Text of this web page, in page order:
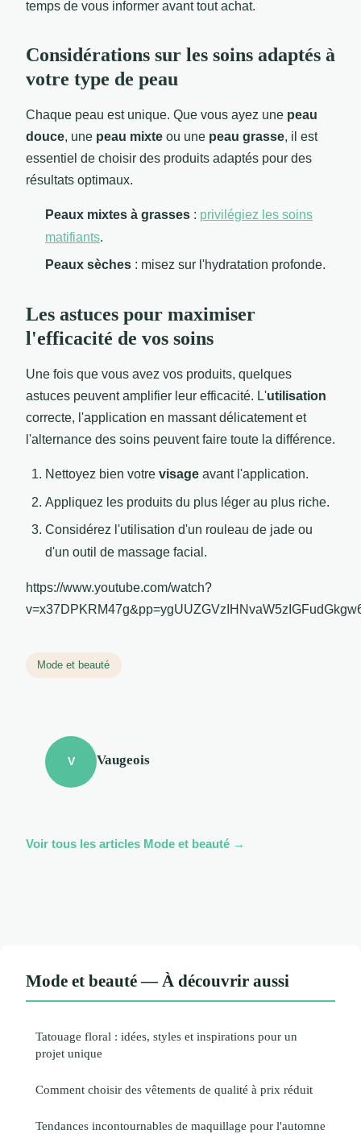
temps de vous informer avant tout achat.
Considérations sur les soins adaptés à
votre type de peau
Chaque peau est unique. Que vous ayez une peau
douce, une peau mixte ou une peau grasse, il est
essentiel de choisir des produits adaptés pour des
résultats optimaux.
Peaux mixtes à grasses : privilégiez les soins
matifiants.
Peaux sèches : misez sur l'hydratation profonde.
Les astuces pour maximiser
l'efficacité de vos soins
Une fois que vous avez vos produits, quelques
astuces peuvent amplifier leur efficacité. L'utilisation
correcte, l'application en massant délicatement et
l'alternance des soins peuvent faire toute la différence.
Nettoyez bien votre visage avant l'application.
Appliquez les produits du plus léger au plus riche.
Considérez l'utilisation d'un rouleau de jade ou
d'un outil de massage facial.
https://www.youtube.com/watch?
Mode et beauté
V Vaugeois
Voir tous les articles Mode et beauté →
Mode et beauté — À découvrir aussi
Tatouage floral : idées, styles et inspirations pour un
projet unique
Comment choisir des vêtements de qualité à prix réduit
Tendances incontournables de maquillage pour l'automne